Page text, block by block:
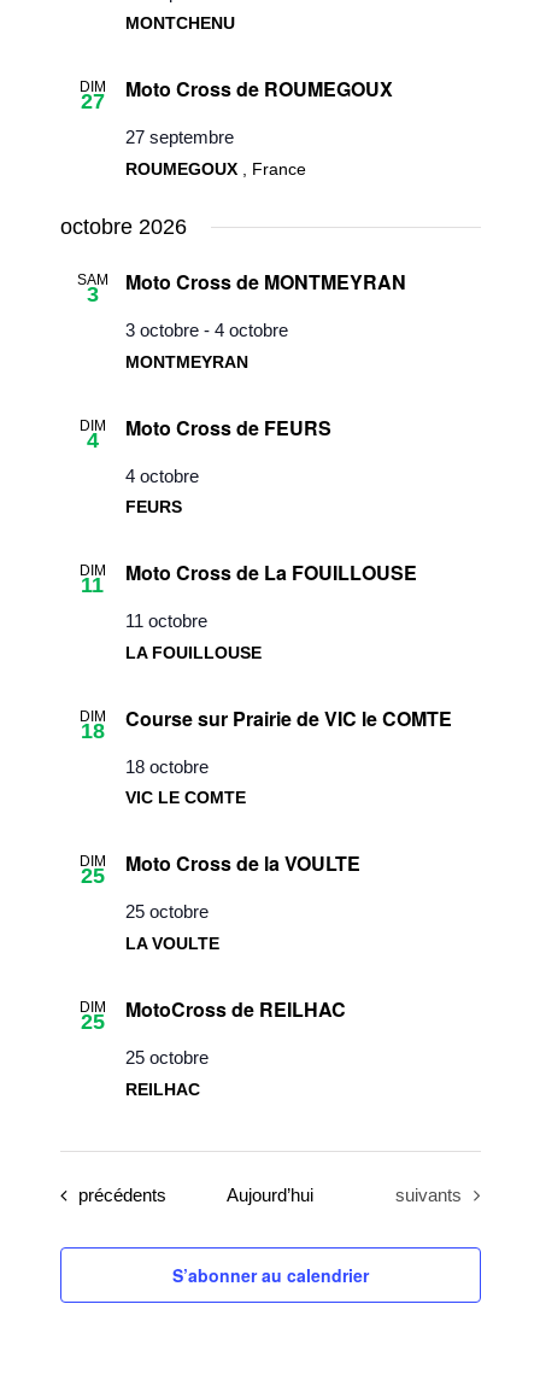
MONTCHENU
DIM
27 Moto Cross de ROUMEGOUX
27 septembre
ROUMEGOUX , France
octobre 2026
SAM
3 Moto Cross de MONTMEYRAN
3 octobre- 4 octobre
MONTMEYRAN
DIM
4 Moto Cross de FEURS
4 octobre
FEURS
DIM
11 Moto Cross de La FOUILLOUSE
11 octobre
LA FOUILLOUSE
DIM
18 Course sur Prairie de VIC le COMTE
18 octobre
VIC LE COMTE
DIM
25 Moto Cross de la VOULTE
25 octobre
LA VOULTE
DIM
25 MotoCross de REILHAC
25 octobre
REILHAC
Évènements
précédents Aujourd’hui Évènements
suivants
S’abonner au calendrier